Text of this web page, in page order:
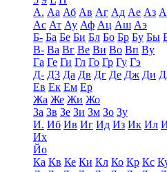
А. Аа Аб Ав Аг Ад Ае Аз
Ас Ат Ау Аф Ац Аш Аэ
Б- Ба Бе Би Бл Бо Бр Бу Бы
В- Ва Вг Ве Ви Во Вп Ву
Га Ге Ги Гл Го Гр Гу Гэ
Д- Д3 Да Дв Дг Де Дж Ди
Ев Ек Ем Ер
Жа Же Жи Жо
За Зв Зе Зи Зм Зо Зу
И. Иб Ив Иг Ид Из Ик Ил
Их
Йо
Ка Кв Ке Ки Кл Ко Кр Кс